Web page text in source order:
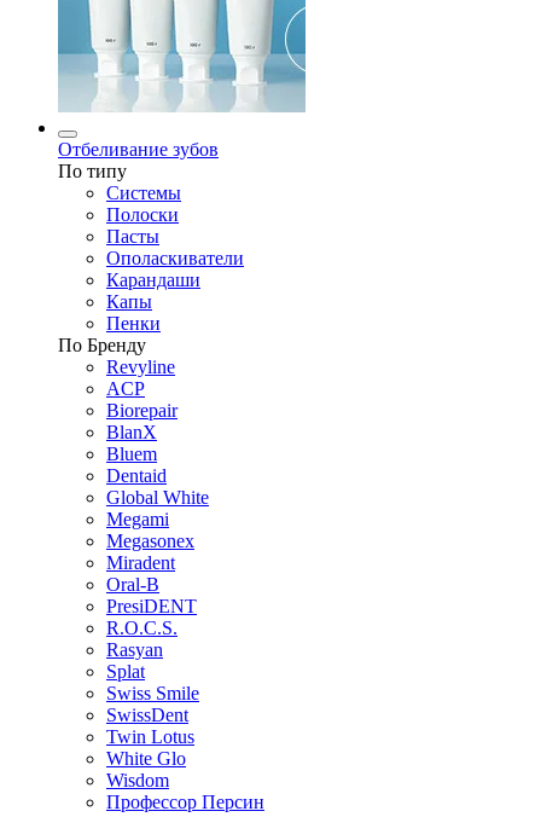
Отбеливание зубов
По типу
Системы
Полоски
Пасты
Ополаскиватели
Карандаши
Капы
Пенки
По Бренду
Revyline
ACP
Biorepair
BlanX
Bluem
Dentaid
Global White
Megami
Megasonex
Miradent
Oral-B
PresiDENT
R.O.C.S.
Rasyan
Splat
Swiss Smile
SwissDent
Twin Lotus
White Glo
Wisdom
Профессор Персин